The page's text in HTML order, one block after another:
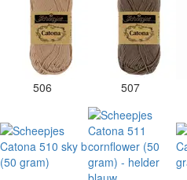
506 507